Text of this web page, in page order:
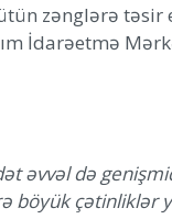
zənglərə
İdarəetmə
əvvəl də
böyük çətinliklər